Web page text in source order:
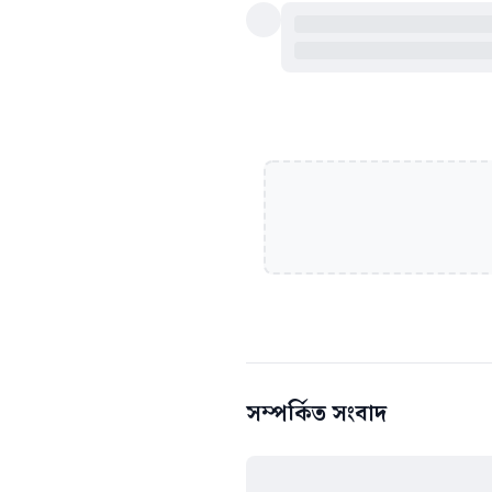
সম্পর্কিত সংবাদ